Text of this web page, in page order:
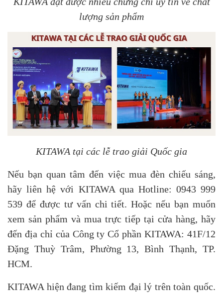
lượng sản phẩm
KITAWA tại các lễ trao giải Quốc gia
Nếu bạn quan tâm đến việc mua đèn chiếu sáng,
hãy liên hệ với KITAWA qua Hotline: 0943 999
539 để được tư vấn chi tiết. Hoặc nếu bạn muốn
xem sản phẩm và mua trực tiếp tại cửa hàng, hãy
đến địa chỉ của Công ty Cổ phần KITAWA: 41F/12
Đặng Thuỳ Trâm, Phường 13, Bình Thạnh, TP.
HCM.
KITAWA hiện đang tìm kiếm đại lý trên toàn quốc.